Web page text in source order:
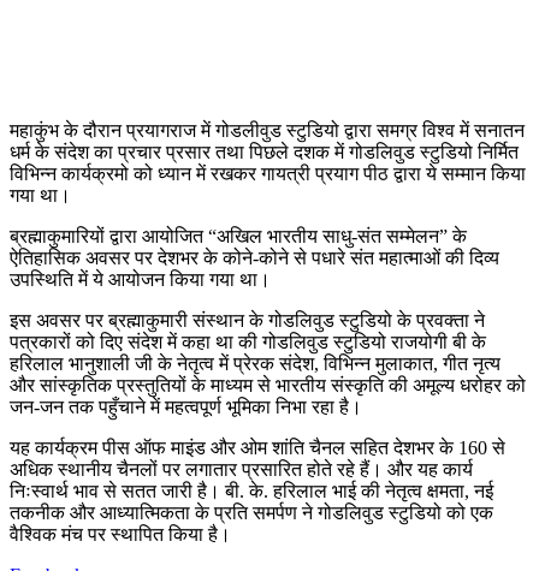
महाकुंभ के दौरान प्रयागराज में गोडलीवुड स्टुडियो द्वारा समग्र विश्व में सनातन
धर्म के संदेश का प्रचार प्रसार तथा पिछले दशक में गोडलिवुड स्टुडियो निर्मित
विभिन्न कार्यक्रमो को ध्यान में रखकर गायत्री प्रयाग पीठ द्वारा ये सम्मान किया
गया था।
ब्रह्माकुमारियों द्वारा आयोजित “अखिल भारतीय साधु-संत सम्मेलन” के
ऐतिहासिक अवसर पर देशभर के कोने-कोने से पधारे संत महात्माओं की दिव्य
उपस्थिति में ये आयोजन किया गया था।
इस अवसर पर ब्रह्माकुमारी संस्थान के गोडलिवुड स्टुडियो के प्रवक्ता ने
पत्रकारों को दिए संदेश में कहा था की गोडलिवुड स्टुडियो राजयोगी बी के
हरिलाल भानुशाली जी के नेतृत्व में प्रेरक संदेश, विभिन्न मुलाकात, गीत नृत्य
और सांस्कृतिक प्रस्तुतियों के माध्यम से भारतीय संस्कृति की अमूल्य धरोहर को
जन-जन तक पहुँचाने में महत्वपूर्ण भूमिका निभा रहा है।
यह कार्यक्रम पीस ऑफ माइंड और ओम शांति चैनल सहित देशभर के 160 से
अधिक स्थानीय चैनलों पर लगातार प्रसारित होते रहे हैं। और यह कार्य
निःस्वार्थ भाव से सतत जारी है। बी. के. हरिलाल भाई की नेतृत्व क्षमता, नई
तकनीक और आध्यात्मिकता के प्रति समर्पण ने गोडलिवुड स्टुडियो को एक
वैश्विक मंच पर स्थापित किया है।